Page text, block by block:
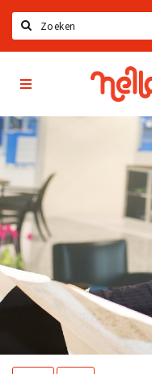
Home
Latest news
Zuidas Jobs
Offers & Deals
Restaurants
Bars
Hotels
Shops
Live